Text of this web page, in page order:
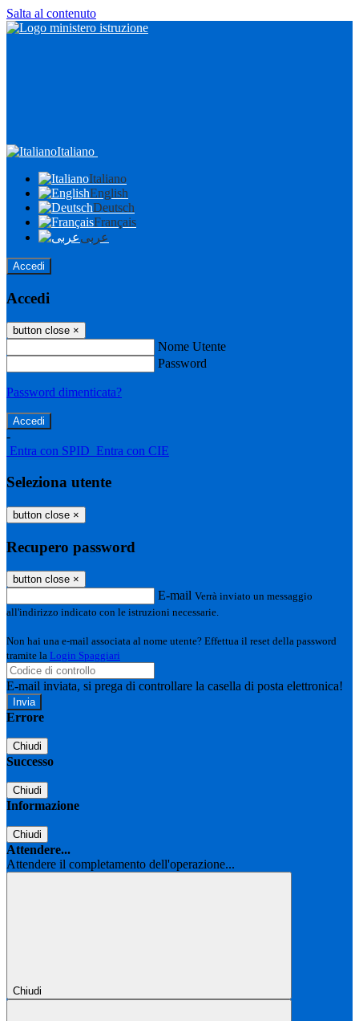
Salta al contenuto
Italiano
Italiano
English
Deutsch
Français
عربى
Accedi
Accedi
button close ×
Nome Utente
Password
Password dimenticata?
-
Entra con SPID Entra con CIE
Seleziona utente
button close ×
Recupero password
button close ×
E-mail Verrà inviato un messaggio
all'indirizzo indicato con le istruzioni necessarie.
Non hai una e-mail associata al nome utente? Effettua il reset della password
tramite la Login Spaggiari
E-mail inviata, si prega di controllare la casella di posta elettronica!
Errore
Chiudi
Successo
Chiudi
Informazione
Chiudi
Attendere...
Attendere il completamento dell'operazione...
Chiudi